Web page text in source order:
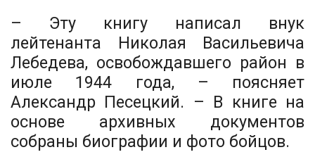
– Эту книгу написал внук
лейтенанта Николая Васильевича
Лебедева, освобождавшего район в
июле 1944 года, – поясняет
Александр Песецкий. – В книге на
основе архивных документов
собраны биографии и фото бойцов.